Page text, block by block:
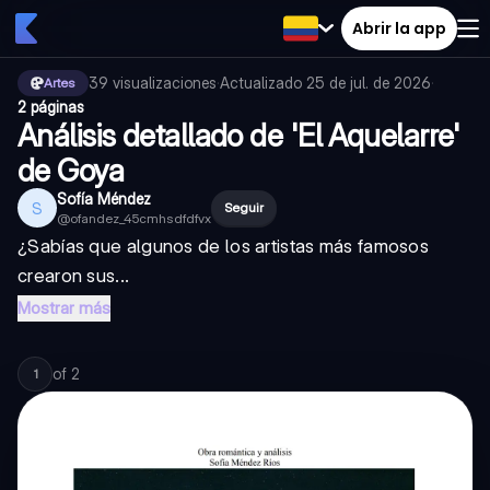
Abrir la app
Artes 39 visualizaciones·Actualizado 25 de jul. de 2026·
2 páginas
Análisis detallado de 'El Aquelarre'
de Goya
S Sofía Méndez
@ofandez_45cmhsdfdfvx
Seguir
¿Sabías que algunos de los artistas más famosos
crearon sus...
Mostrar más
1 of 2